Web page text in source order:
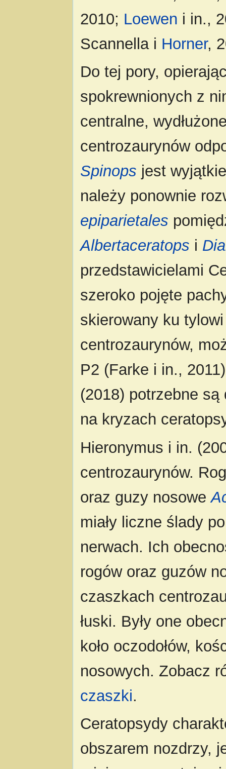
2010; Loewen i in.,
Scannella i Horner,
Do tej pory,
spokrewnionych z
centralne,
centrozaurynów
Spinops jest
należy ponownie
epiparietales
Albertaceratops i
przedstawicielami
szeroko pojęte
skierowany ku
centrozaurynów,
P2 (Farke i in.,
(2018) potrzebne
na kryzach
Hieronymus i in.
centrozaurynów.
oraz guzy nosowe
miały liczne ślady
nerwach. Ich
rogów oraz guzów
czaszkach
łuski. Były one
koło oczodołów,
nosowych. Zobacz
czaszki.
Ceratopsydy
obszarem nozdrzy,